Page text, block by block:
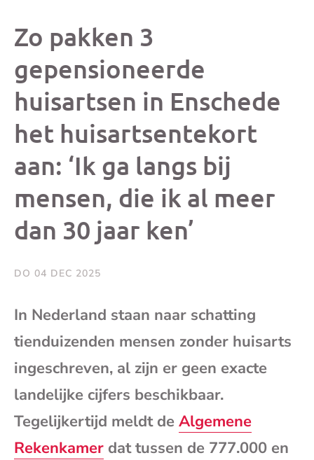
op
Facebook
op
X
op
Zo pakken 3
gepensioneerde
huisartsen in Enschede
het huisartsentekort
aan: ‘Ik ga langs bij
mensen, die ik al meer
dan 30 jaar ken’
DO 04 DEC 2025
In Nederland staan naar schatting
tienduizenden mensen zonder huisarts
ingeschreven, al zijn er geen exacte
landelijke cijfers beschikbaar.
Tegelijkertijd meldt de Algemene
Rekenkamer dat tussen de 777.000 en